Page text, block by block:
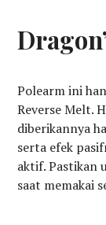
Polearm ini
Reverse Melt.
diberikannya
serta efek
aktif. Pastikan
saat memakai